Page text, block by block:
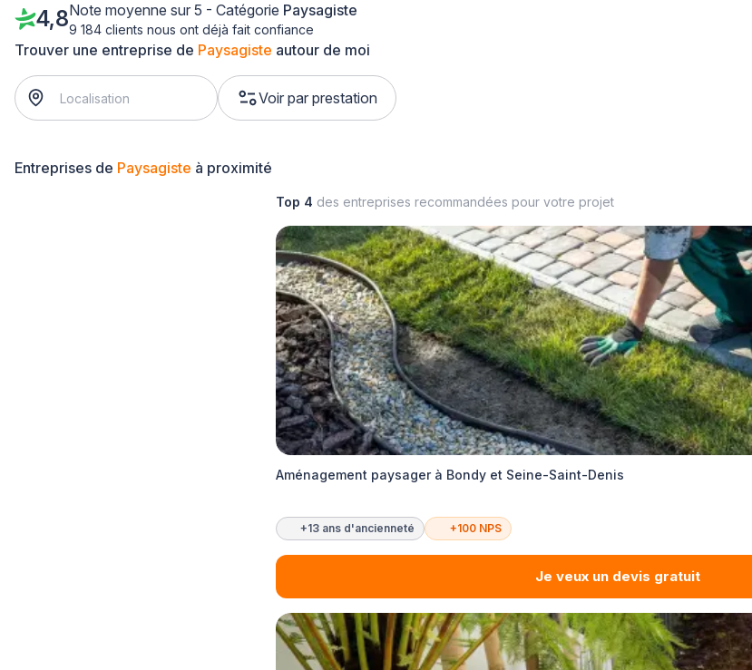
Trouver une entreprise de Paysagiste autour de moi
Voir par prestation
4,8Note moyenne sur 5 - Catégorie Paysagiste
9 184 clients nous ont déjà fait confiance
Entreprises de Paysagiste à proximité
Top 4 des entreprises recommandées pour votre projet
Aménagement paysager à Bondy et Seine-Saint-Denis
+13 ans d'ancienneté +100 NPS
Je veux un devis gratuit